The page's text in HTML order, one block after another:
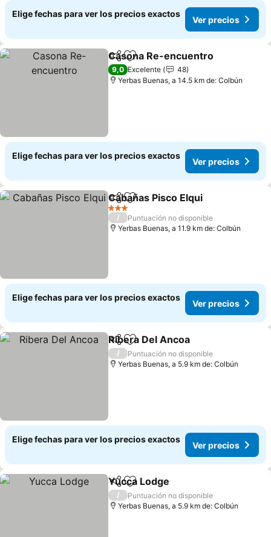
Elige fechas para ver los precios exactos
Ver precios
CompartirAgregar a favoritos
Casona Re-encuentro
9,0 Excelente
48
Yerbas Buenas, a 14.5 km de: Colbún
Elige fechas para ver los precios exactos
Ver precios
CompartirAgregar a favoritos
Cabañas Pisco Elqui
3 Estrellas
/
Puntuación no disponible
Yerbas Buenas, a 11.9 km de: Colbún
Elige fechas para ver los precios exactos
Ver precios
CompartirAgregar a favoritos
Ribera Del Ancoa
/
Puntuación no disponible
Yerbas Buenas, a 5.9 km de: Colbún
Elige fechas para ver los precios exactos
Ver precios
Compartir
Agregar a favoritos
Yucca Lodge
/
Puntuación no disponible
Yerbas Buenas, a 5.9 km de: Colbún